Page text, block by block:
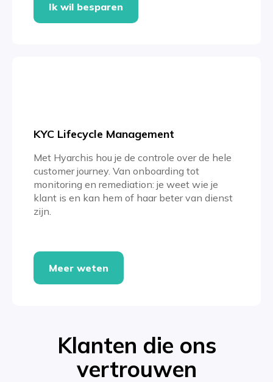
Ik wil besparen
KYC Lifecycle Management
Met Hyarchis hou je de controle over de hele
customer journey. Van onboarding tot
monitoring en remediation: je weet wie je
klant is en kan hem of haar beter van dienst
zijn.
Meer weten
Klanten die ons
vertrouwen